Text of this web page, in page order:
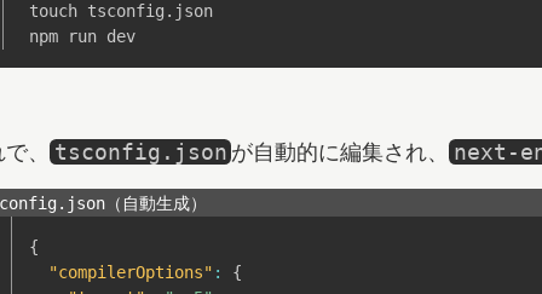
touch tsconfig.json
npm run dev
、 tsconfig.json が自動的に編集され、 next-
（自動生成）
{
"compilerOptions" :
{